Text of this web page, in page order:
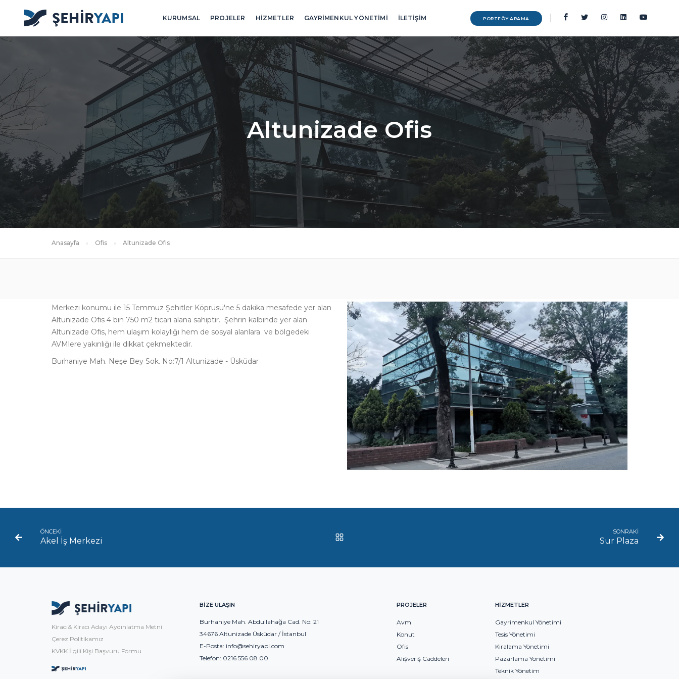
KURUMSAL PROJELER HİZMETLER GAYRİMENKUL YÖNETİMİ İLETİŞİM PORTFÖY ARAMA
Altunizade Ofis
Anasayfa Ofis Altunizade Ofis
Merkezi konumu ile 15 Temmuz Şehitler Köprüsü'ne 5 dakika mesafede yer alan
Altunizade Ofis 4 bin 750 m2 ticari alana sahiptir. Şehrin kalbinde yer alan
Altunizade Ofis, hem ulaşım kolaylığı hem de sosyal alanlara ve bölgedeki
AVMlere yakınlığı ile dikkat çekmektedir.
Burhaniye Mah. Neşe Bey Sok. No:7/1 Altunizade - Üsküdar
ÖNCEKİ
Akel İş Merkezi
SONRAKİ
Sur Plaza
Kiracı& Kiracı Adayı Aydınlatma Metni
Çerez Politikamız
KVKK İlgili Kişi Başvuru Formu
BİZE ULAŞIN
Burhaniye Mah. Abdullahağa Cad. No: 21
34676 Altunizade Üsküdar / İstanbul
E-Posta: info@sehiryapi.com
Telefon: 0216 556 08 00
PROJELER
Avm
Konut
Ofis
Alışveriş Caddeleri
HİZMETLER
Gayrimenkul Yönetimi
Tesis Yönetimi
Kiralama Yönetimi
Pazarlama Yönetimi
Teknik Yönetim